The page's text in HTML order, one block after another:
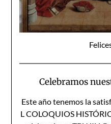
Celebramos
Este año tenemos la
L COLOQUIOS